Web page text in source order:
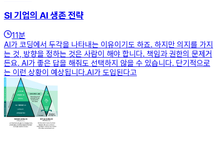
SI 기업의 AI 생존 전략
11분
AI가 코딩에서 두각을 나타내는 이유이기도 하죠. 하지만 의지를 가지
는 것, 방향을 정하는 것은 사람이 해야 합니다. 책임과 권한의 문제거
든요. AI가 좋은 답을 해줘도 선택하지 않을 수 있습니다. 단기적으로
는 이런 상황이 예상됩니다.AI가 도입된다고